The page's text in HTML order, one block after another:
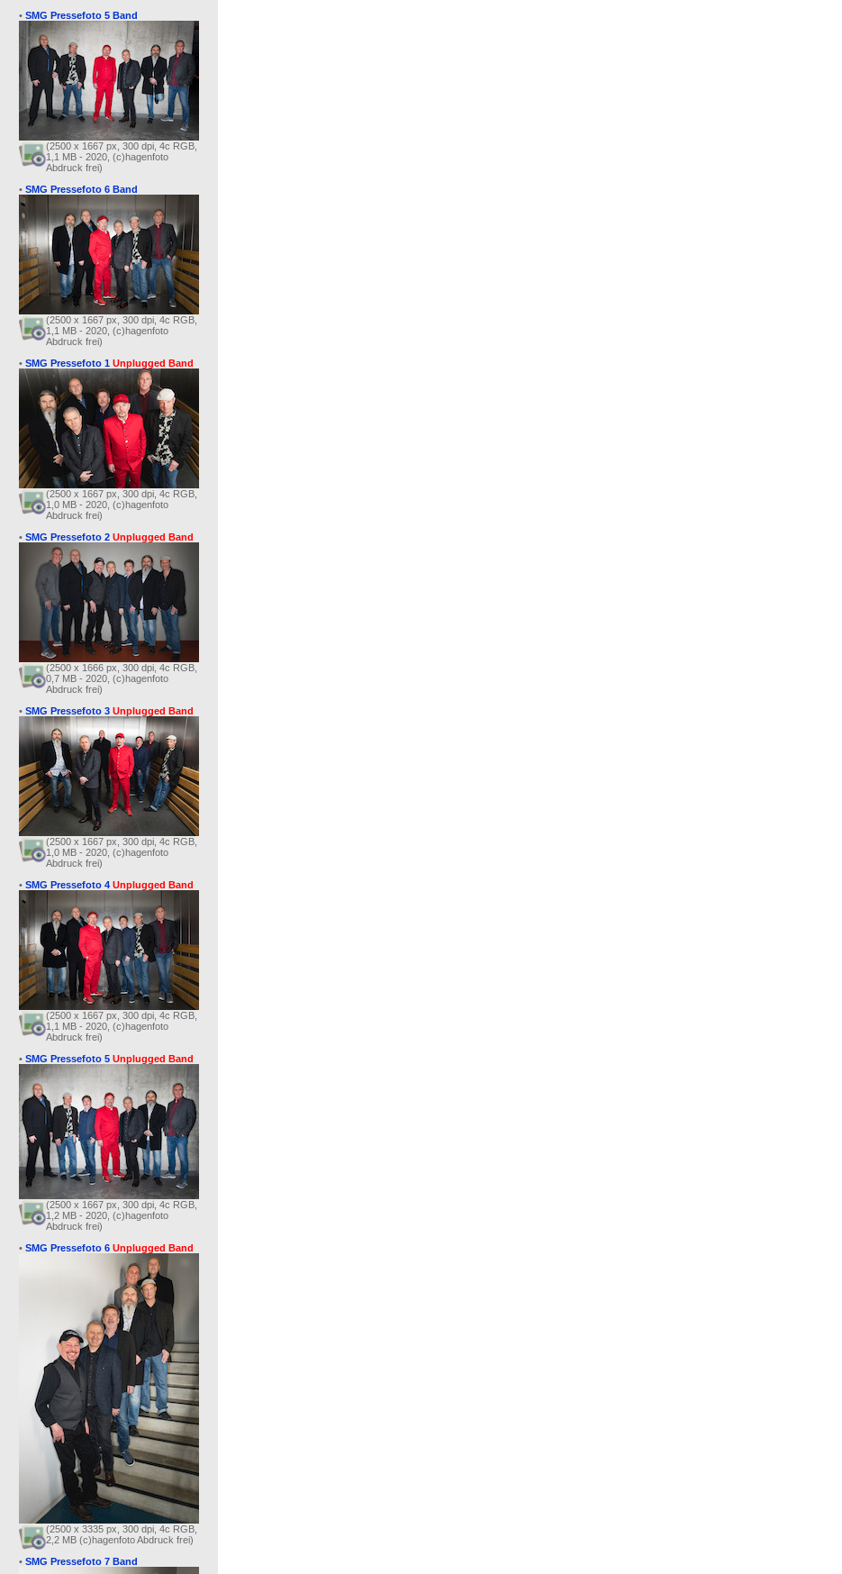
• SMG Pressefoto 5 Band
(2500 x 1667 px, 300 dpi, 4c RGB,
1,1 MB - 2020, (c)hagenfoto
Abdruck frei)
• SMG Pressefoto 6 Band
(2500 x 1667 px, 300 dpi, 4c RGB,
1,1 MB - 2020, (c)hagenfoto
Abdruck frei)
• SMG Pressefoto 1 Unplugged Band
(2500 x 1667 px, 300 dpi, 4c RGB,
1,0 MB - 2020, (c)hagenfoto
Abdruck frei)
• SMG Pressefoto 2 Unplugged Band
(2500 x 1666 px, 300 dpi, 4c RGB,
0,7 MB - 2020, (c)hagenfoto
Abdruck frei)
• SMG Pressefoto 3 Unplugged Band
(2500 x 1667 px, 300 dpi, 4c RGB,
1,0 MB - 2020, (c)hagenfoto
Abdruck frei)
• SMG Pressefoto 4 Unplugged Band
(2500 x 1667 px, 300 dpi, 4c RGB,
1,1 MB - 2020, (c)hagenfoto
Abdruck frei)
• SMG Pressefoto 5 Unplugged Band
(2500 x 1667 px, 300 dpi, 4c RGB,
1,2 MB - 2020, (c)hagenfoto
Abdruck frei)
• SMG Pressefoto 6 Unplugged Band
(2500 x 3335 px, 300 dpi, 4c RGB,
2,2 MB (c)hagenfoto Abdruck frei)
• SMG Pressefoto 7 Band